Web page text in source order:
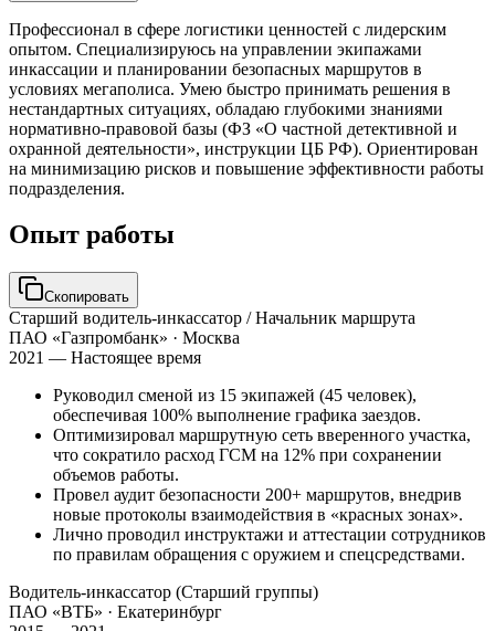
Профессионал в сфере логистики ценностей с лидерским
опытом. Специализируюсь на управлении экипажами
инкассации и планировании безопасных маршрутов в
условиях мегаполиса. Умею быстро принимать решения в
нестандартных ситуациях, обладаю глубокими знаниями
нормативно-правовой базы (ФЗ «О частной детективной и
охранной деятельности», инструкции ЦБ РФ). Ориентирован
на минимизацию рисков и повышение эффективности работы
подразделения.
Опыт работы
Скопировать
Старший водитель-инкассатор / Начальник маршрута
ПАО «Газпромбанк» · Москва
2021 — Настоящее время
Руководил сменой из 15 экипажей (45 человек),
обеспечивая 100% выполнение графика заездов.
Оптимизировал маршрутную сеть вверенного участка,
что сократило расход ГСМ на 12% при сохранении
объемов работы.
Провел аудит безопасности 200+ маршрутов, внедрив
новые протоколы взаимодействия в «красных зонах».
Лично проводил инструктажи и аттестации сотрудников
по правилам обращения с оружием и спецсредствами.
Водитель-инкассатор (Старший группы)
ПАО «ВТБ» · Екатеринбург